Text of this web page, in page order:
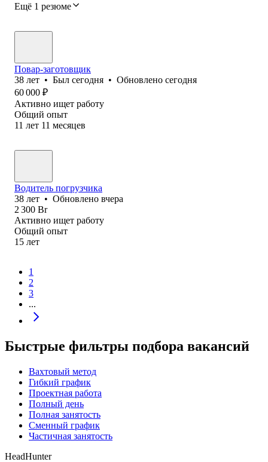
Ещё 1 резюме
Повар-заготовщик
38 лет • Был сегодня • Обновлено сегодня
60 000 ₽
Активно ищет работу
Общий опыт
11 лет 11 месяцев
Водитель погрузчика
38 лет • Обновлено вчера
2 300 Br
Активно ищет работу
Общий опыт
15 лет
1
2
3
...
Быстрые фильтры подбора вакансий
Вахтовый метод
Гибкий график
Проектная работа
Полный день
Полная занятость
Сменный график
Частичная занятость
HeadHunter